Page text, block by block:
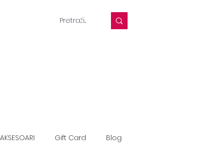
Gift Card Blog